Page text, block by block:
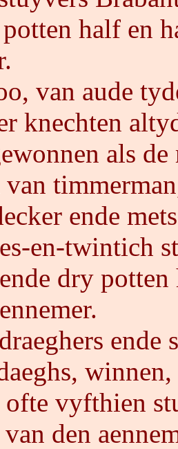
half en
van aude
knechten
als de
ende
en-twintich
dry
ende
ofte vyfthien
den